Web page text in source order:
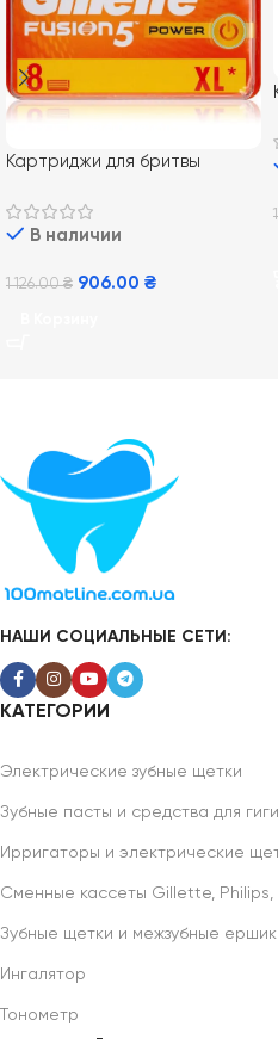
Картриджи для бритвы
В наличии
1 126.00₴ 906.00 ₴
НАШИ СОЦИАЛЬНЫЕ СЕТИ:
КАТЕГОРИИ
Электрические зубные щетки
Зубные пасты и средства для
Ирригаторы и электрические
Сменные кассеты Gillette, Philips,
Зубные щетки и межзубные
Ингалятор
Тонометр